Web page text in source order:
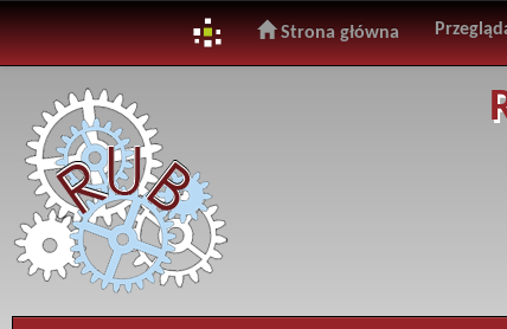
navigation
Strona główna